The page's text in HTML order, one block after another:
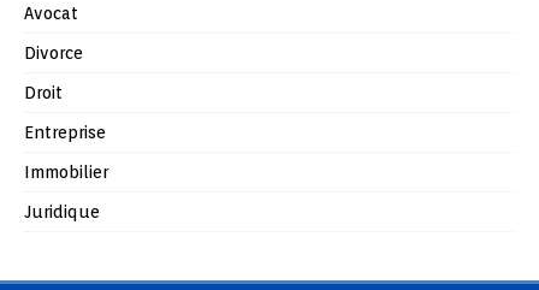
Avocat
Divorce
Droit
Entreprise
Immobilier
Juridique